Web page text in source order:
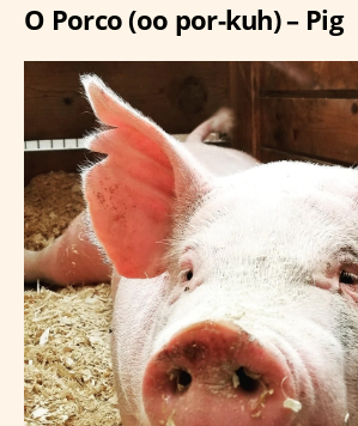
O Porco (oo por-kuh) – Pig